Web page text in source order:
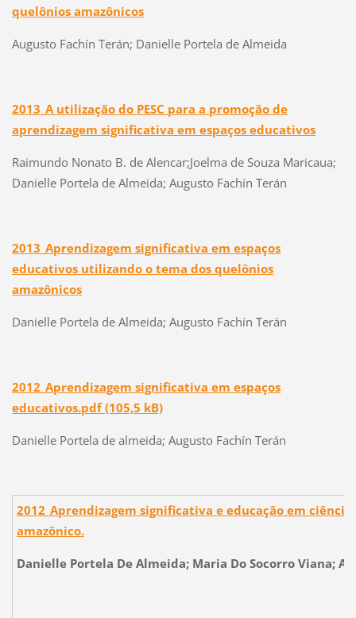
quelônios amazônicos
Augusto Fachín Terán; Danielle Portela de Almeida
2013_A utilização do PESC para a promoção de
aprendizagem significativa em espaços educativos
Raimundo Nonato B. de Alencar;Joelma de Souza Maricaua;
Danielle Portela de Almeida; Augusto Fachín Terán
2013_Aprendizagem significativa em espaços
educativos utilizando o tema dos quelônios
amazônicos
Danielle Portela de Almeida; Augusto Fachín Terán
2012_Aprendizagem significativa em espaços
educativos.pdf (105,5 kB)
Danielle Portela de almeida; Augusto Fachín Terán
2012_Aprendizagem significativa e educação em
amazônico.
Danielle Portela De Almeida; Maria Do Socorro Viana;